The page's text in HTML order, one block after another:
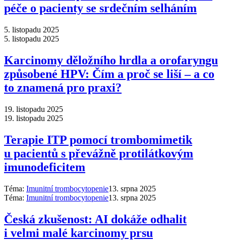
péče o pacienty se srdečním selháním
5. listopadu 2025
5. listopadu 2025
Karcinomy děložního hrdla a orofaryngu
způsobené HPV: Čím a proč se liší –⁠ a co
to znamená pro praxi?
19. listopadu 2025
19. listopadu 2025
Terapie ITP pomocí trombomimetik
u pacientů s převážně protilátkovým
imunodeficitem
Téma: Imunitní trombocytopenie13. srpna 2025
Téma: Imunitní trombocytopenie13. srpna 2025
Česká zkušenost: AI dokáže odhalit
i velmi malé karcinomy prsu